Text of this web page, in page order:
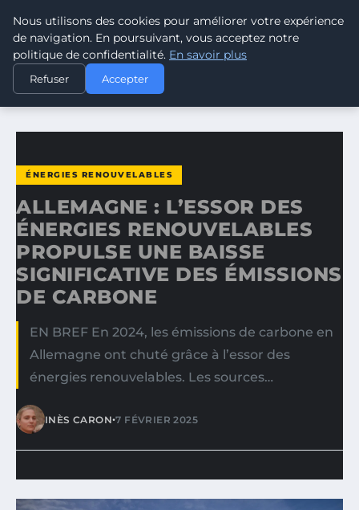
CLIMATE GUARDIAN
ACCUEIL
ÉNERGIES RENOUVELABLES
ALLEMAGNE : L’ESSOR DES ÉNERGIES RENOUVELABLES…
ÉNERGIES RENOUVELABLES
ALLEMAGNE : L’ESSOR DES
ÉNERGIES RENOUVELABLES
PROPULSE UNE BAISSE
SIGNIFICATIVE DES ÉMISSIONS
DE CARBONE
EN BREF En 2024, les émissions de carbone en
Allemagne ont chuté grâce à l’essor des
énergies renouvelables. Les sources…
INÈS CARON•7 FÉVRIER 2025
Nous utilisons des cookies pour améliorer votre expérience
de navigation. En poursuivant, vous acceptez notre
politique de confidentialité. En savoir plus
Refuser Accepter